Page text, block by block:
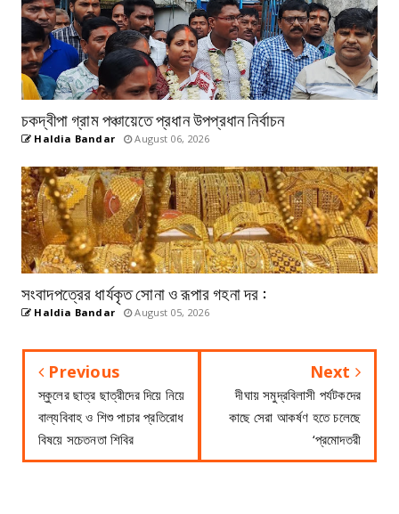
চকদ্বীপা গ্রাম পঞ্চায়েতে প্রধান উপপ্রধান নির্বাচন
Haldia Bandar August 06, 2026
সংবাদপত্রের ধার্যকৃত সোনা ও রূপার গহনা দর :
Haldia Bandar August 05, 2026
Previous
স্কুলের ছাত্র ছাত্রীদের দিয়ে নিয়ে
বাল্যবিবাহ ও শিশু পাচার প্রতিরোধ
বিষয়ে সচেতনতা শিবির
Next
দীঘায় সমুদ্রবিলাসী পর্যটকদের
কাছে সেরা আকর্ষণ হতে চলেছে
‘প্রমোদতরী